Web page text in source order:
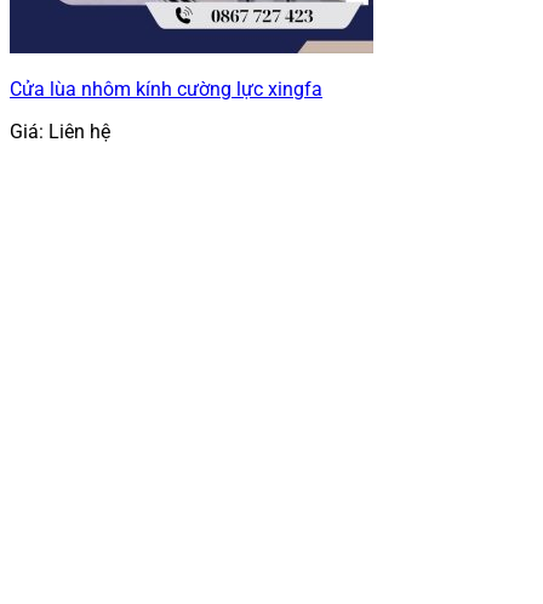
Cửa lùa nhôm kính cường lực xingfa
Giá: Liên hệ